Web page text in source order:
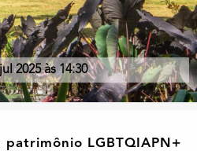
2025 às 14:30
patrimônio LGBTQIAPN+